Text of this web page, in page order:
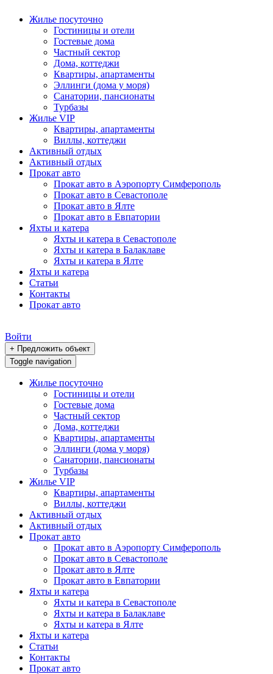
Жилье посуточно
Гостиницы и отели
Гостевые дома
Частный сектор
Дома, коттеджи
Квартиры, апартаменты
Эллинги (дома у моря)
Санатории, пансионаты
Турбазы
Жилье VIP
Квартиры, апартаменты
Виллы, коттеджи
Активный отдых
Активный отдых
Прокат авто
Прокат авто в Аэропорту Симферополь
Прокат авто в Севастополе
Прокат авто в Ялте
Прокат авто в Евпатории
Яхты и катера
Яхты и катера в Севастополе
Яхты и катера в Балаклаве
Яхты и катера в Ялте
Яхты и катера
Статьи
Контакты
Прокат авто
Войти
+ Предложить объект
Toggle navigation
Жилье посуточно
Гостиницы и отели
Гостевые дома
Частный сектор
Дома, коттеджи
Квартиры, апартаменты
Эллинги (дома у моря)
Санатории, пансионаты
Турбазы
Жилье VIP
Квартиры, апартаменты
Виллы, коттеджи
Активный отдых
Активный отдых
Прокат авто
Прокат авто в Аэропорту Симферополь
Прокат авто в Севастополе
Прокат авто в Ялте
Прокат авто в Евпатории
Яхты и катера
Яхты и катера в Севастополе
Яхты и катера в Балаклаве
Яхты и катера в Ялте
Яхты и катера
Статьи
Контакты
Прокат авто